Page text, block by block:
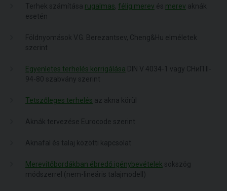
Terhek számítása rugalmas, félig merev és merev aknák
esetén
Földnyomások V.G. Berezantsev, Cheng&Hu elméletek
szerint
Egyenletes terhelés korrigálása DIN V 4034-1 vagy СНиП II-
94-80 szabvány szerint
Tetszőleges terhelés az akna körül
Aknák tervezése Eurocode szerint
Aknafal és talaj közötti kapcsolat
Merevítőbordákban ébredő igénybevételek sokszög
módszerrel (nem-lineáris talajmodell)